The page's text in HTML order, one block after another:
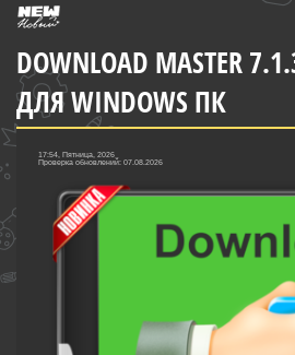
DOWNLOAD MASTER
ДЛЯ WINDOWS ПК
17:54, Пятница, 2026
Проверка обновлений: 07.08.2026